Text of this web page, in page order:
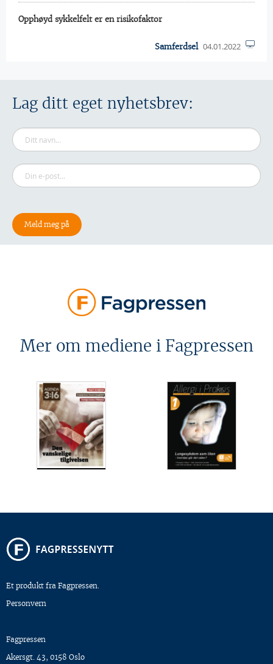
Opphøyd sykkelfelt er en risikofaktor
Samferdsel 04.01.2022
Lag ditt eget nyhetsbrev:
Mer om mediene i Fagpressen
Et produkt fra Fagpressen.
Personvern
Fagpressen
Akersgt. 43, 0158 Oslo